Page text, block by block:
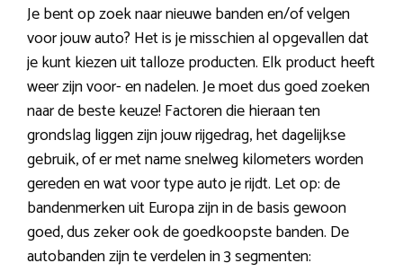
Je bent op zoek naar nieuwe banden en/of velgen
voor jouw auto? Het is je misschien al opgevallen dat
je kunt kiezen uit talloze producten. Elk product heeft
weer zijn voor- en nadelen. Je moet dus goed zoeken
naar de beste keuze! Factoren die hieraan ten
grondslag liggen zijn jouw rijgedrag, het dagelijkse
gebruik, of er met name snelweg kilometers worden
gereden en wat voor type auto je rijdt. Let op: de
bandenmerken uit Europa zijn in de basis gewoon
goed, dus zeker ook de goedkoopste banden. De
autobanden zijn te verdelen in 3 segmenten: